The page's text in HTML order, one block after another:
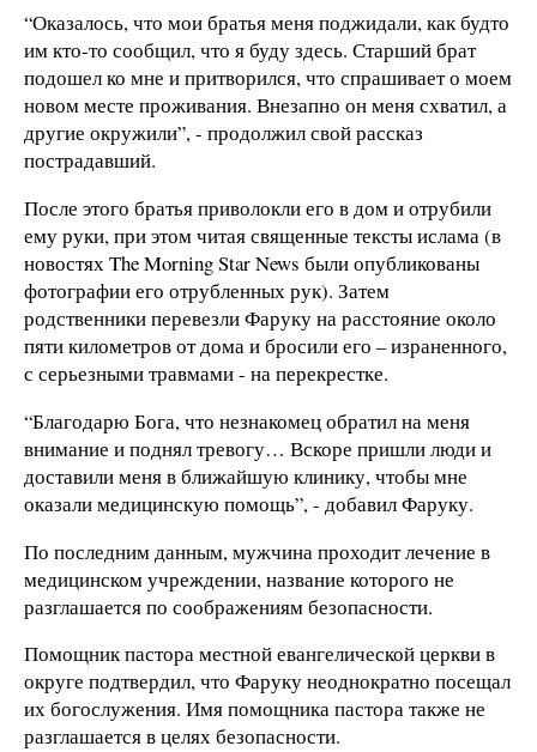
“Оказалось, что мои братья меня поджидали, как будто
им кто-то сообщил, что я буду здесь. Старший брат
подошел ко мне и притворился, что спрашивает о моем
новом месте проживания. Внезапно он меня схватил, а
другие окружили”, - продолжил свой рассказ
пострадавший.
После этого братья приволокли его в дом и отрубили
ему руки, при этом читая священные тексты ислама (в
новостях The Morning Star News были опубликованы
фотографии его отрубленных рук). Затем
родственники перевезли Фаруку на расстояние около
пяти километров от дома и бросили его – израненного,
с серьезными травмами - на перекрестке.
“Благодарю Бога, что незнакомец обратил на меня
внимание и поднял тревогу… Вскоре пришли люди и
доставили меня в ближайшую клинику, чтобы мне
оказали медицинскую помощь”, - добавил Фаруку.
По последним данным, мужчина проходит лечение в
медицинском учреждении, название которого не
разглашается по соображениям безопасности.
Помощник пастора местной евангелической церкви в
округе подтвердил, что Фаруку неоднократно посещал
их богослужения. Имя помощника пастора также не
разглашается в целях безопасности.